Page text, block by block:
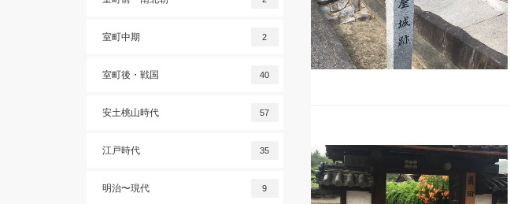
室町中期 2
室町後・戦国 40
安土桃山時代 57
江戸時代 35
明治〜現代 9